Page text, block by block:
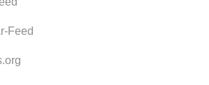
Feed